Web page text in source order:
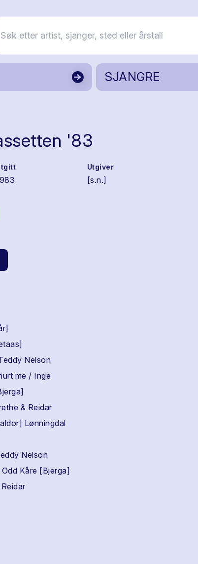
SJANGRE
'83
Utgiver
[s.n.]
Nelson
me / Inge
& Reidar
Lønningdal
Nelson
Kåre [Bjerga]